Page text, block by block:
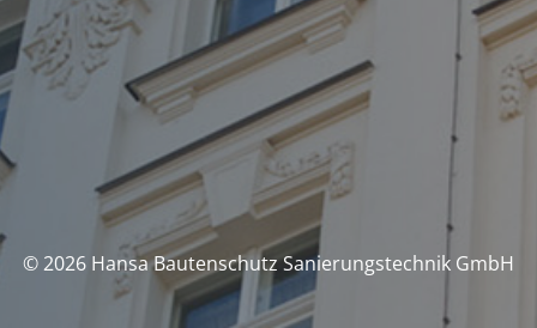
© 2026 Hansa Bautenschutz Sanierungstechnik GmbH